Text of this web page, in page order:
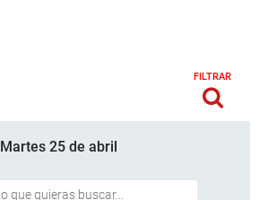
FILTRAR
Martes 25 de abril